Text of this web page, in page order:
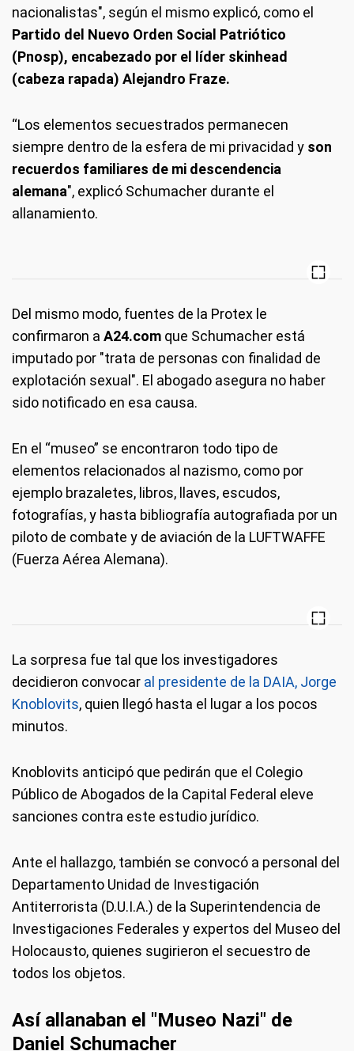
nacionalistas", según el mismo explicó, como el
Partido del Nuevo Orden Social Patriótico
(Pnosp), encabezado por el líder skinhead
(cabeza rapada) Alejandro Fraze.
“Los elementos secuestrados permanecen
siempre dentro de la esfera de mi privacidad y son
recuerdos familiares de mi descendencia
alemana", explicó Schumacher durante el
allanamiento.
Del mismo modo, fuentes de la Protex le
confirmaron a A24.com que Schumacher está
imputado por "trata de personas con finalidad de
explotación sexual". El abogado asegura no haber
sido notificado en esa causa.
En el “museo” se encontraron todo tipo de
elementos relacionados al nazismo, como por
ejemplo brazaletes, libros, llaves, escudos,
fotografías, y hasta bibliografía autografiada por un
piloto de combate y de aviación de la LUFTWAFFE
(Fuerza Aérea Alemana).
La sorpresa fue tal que los investigadores
decidieron convocar al presidente de la DAIA, Jorge
Knoblovits, quien llegó hasta el lugar a los pocos
minutos.
Knoblovits anticipó que pedirán que el Colegio
Público de Abogados de la Capital Federal eleve
sanciones contra este estudio jurídico.
Ante el hallazgo, también se convocó a personal del
Departamento Unidad de Investigación
Antiterrorista (D.U.I.A.) de la Superintendencia de
Investigaciones Federales y expertos del Museo del
Holocausto, quienes sugirieron el secuestro de
todos los objetos.
Así allanaban el "Museo Nazi" de
Daniel Schumacher